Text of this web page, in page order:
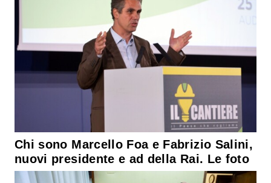
Chi sono Marcello Foa e Fabrizio Salini,
nuovi presidente e ad della Rai. Le foto